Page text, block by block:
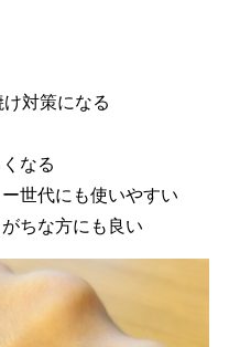
対策になる
なる
世代にも使いやすい
ちな方にも良い